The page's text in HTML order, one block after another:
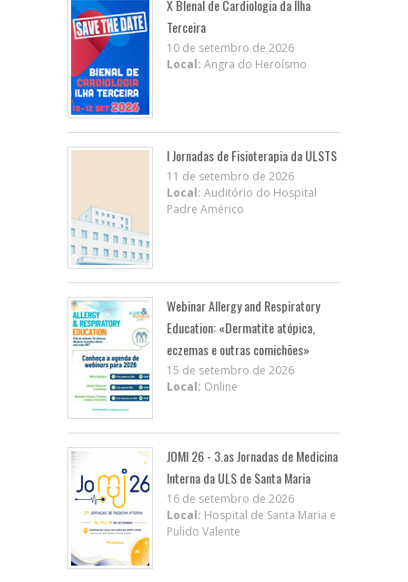
X BIenal de Cardiologia da Ilha
Terceira
10 de setembro de 2026
Local: Angra do Heroísmo
I Jornadas de Fisioterapia da ULSTS
11 de setembro de 2026
Local: Auditório do Hospital
Padre Américo
Webinar Allergy and Respiratory
Education: «Dermatite atópica,
eczemas e outras comichões»
15 de setembro de 2026
Local: Online
JOMI 26 - 3.as Jornadas de Medicina
Interna da ULS de Santa Maria
16 de setembro de 2026
Local: Hospital de Santa Maria e
Pulido Valente